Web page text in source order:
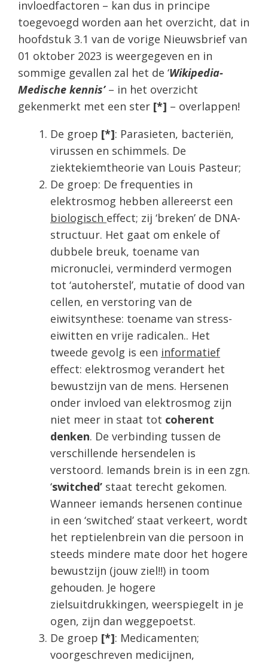
invloedfactoren – kan dus in principe
toegevoegd worden aan het overzicht, dat in
hoofdstuk 3.1 van de vorige Nieuwsbrief van
01 oktober 2023 is weergegeven en in
sommige gevallen zal het de ‘Wikipedia-
Medische kennis’– in het overzicht
gekenmerkt met een ster [*] – overlappen!
De groep [*]: Parasieten, bacteriën,
virussen en schimmels. De
ziektekiemtheorie van Louis Pasteur;
De groep: De frequenties in
elektrosmog hebben allereerst een
biologisch effect; zij ‘breken’ de DNA-
structuur. Het gaat om enkele of
dubbele breuk, toename van
micronuclei, verminderd vermogen
tot ‘autoherstel’, mutatie of dood van
cellen, en verstoring van de
eiwitsynthese: toename van stress-
eiwitten en vrije radicalen.. Het
tweede gevolg is een informatief
effect: elektrosmog verandert het
bewustzijn van de mens. Hersenen
onder invloed van elektrosmog zijn
niet meer in staat tot coherent
denken. De verbinding tussen de
verschillende hersendelen is
verstoord. Iemands brein is in een zgn.
‘switched’ staat terecht gekomen.
Wanneer iemands hersenen continue
in een ‘switched’ staat verkeert, wordt
het reptielenbrein van die persoon in
steeds mindere mate door het hogere
bewustzijn (jouw ziel!!) in toom
gehouden. Je hogere
zielsuitdrukkingen, weerspiegelt in je
ogen, zijn dan weggepoetst.
De groep [*]: Medicamenten;
voorgeschreven medicijnen,